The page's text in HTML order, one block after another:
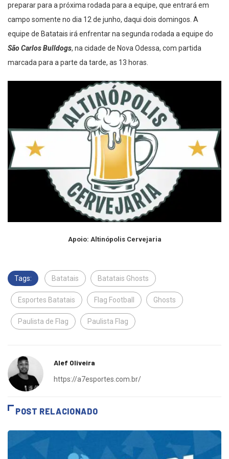
preparar para a próxima rodada para a equipe, que entrará em
campo somente no dia 12 de junho, daqui dois domingos. A
equipe de Batatais irá enfrentar na segunda rodada a equipe do
São Carlos Bulldogs, na cidade de Nova Odessa, com partida
marcada para a parte da tarde, as 13 horas.
Apoio: Altinópolis Cervejaria
Tags: Batatais Batatais Ghosts
Esportes Batatais Flag Football Ghosts
Paulista de Flag Paulista Flag
Alef Oliveira
https://a7esportes.com.br/
POST RELACIONADO